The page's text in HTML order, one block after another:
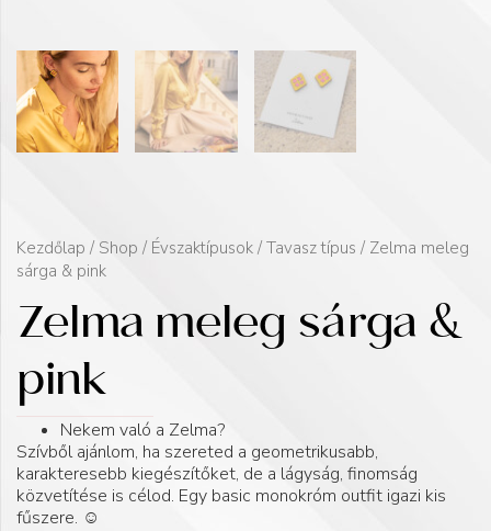
Kezdőlap / Shop / Évszaktípusok / Tavasz típus / Zelma meleg
sárga & pink
Zelma meleg sárga &
pinkNekem való a Zelma?
Szívből ajánlom, ha szereted a geometrikusabb,
karakteresebb kiegészítőket, de a lágyság, finomság
közvetítése is célod. Egy basic monokróm outfit igazi kis
fűszere. ☺️